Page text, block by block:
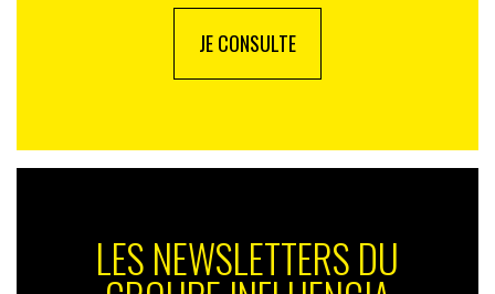
JE CONSULTE
LES NEWSLETTERS DU